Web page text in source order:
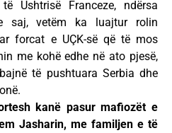
Ushtrisë Franceze, ndërsa
saj, vetëm ka luajtur rolin
forcat e UÇK-së që të mos
me kohë edhe në ato pjesë,
të pushtuara Serbia dhe
kanë pasur mafiozët e
Jasharin, me familjen e të